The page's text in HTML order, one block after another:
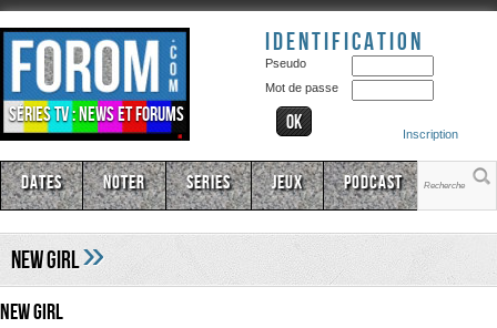
Séries TV : news et forums
Identification
Pseudo
Mot de passe
Inscription
Dates Noter Series Jeux Podcast
New Girl»
New Girl